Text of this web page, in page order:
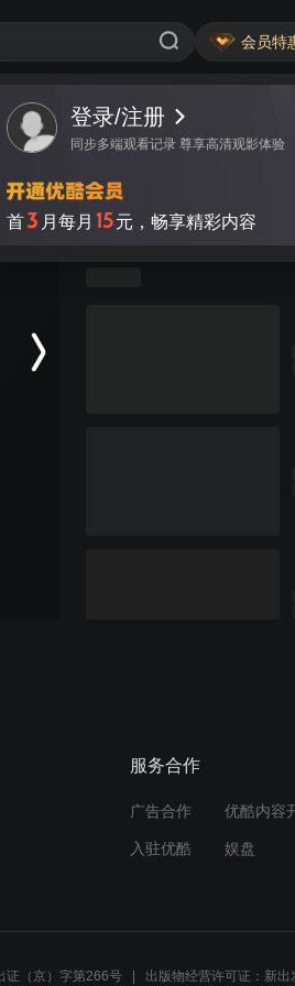
会员特
登录/注册
同步多端观看记录 尊享高清观影体验
首3 月每月 15元，畅享精彩内容
服务合作
广告合作 优酷内容
入驻优酷 娱盘
证（京）字第266号 出版物经营许可证：新